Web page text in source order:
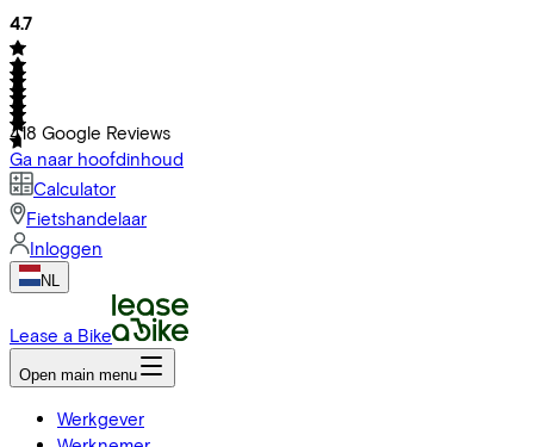
4.7
418 Google Reviews
Ga naar hoofdinhoud
Calculator
Fietshandelaar
Inloggen
NL
Lease a Bike
Open main menu
Werkgever